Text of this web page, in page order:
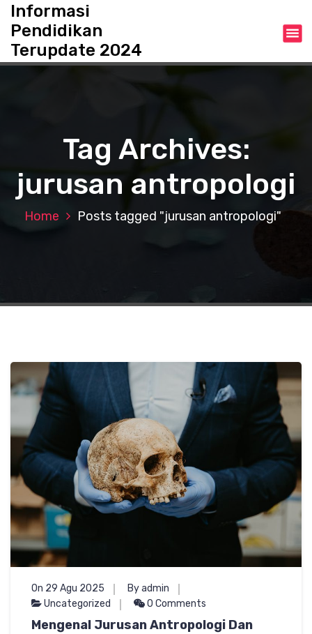
t
Informasi
Pendidikan
Terupdate 2024
Tag Archives:
jurusan antropologi
Home Posts tagged "jurusan antropologi"
On 29 Agu 2025
By admin
Uncategorized
0 Comments
Mengenal Jurusan Antropologi Dan